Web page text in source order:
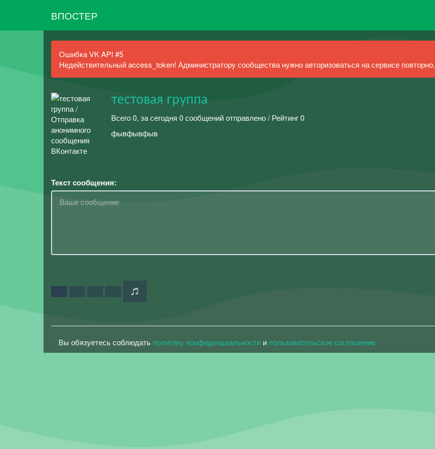
ВПОСТЕР
Ошибка VK API #5
Недействительный access_token! Администратору сообщества нужно авторизоваться на сервисе повторно.
тестовая группа
Всего 0, за сегодня 0 сообщений отправлено / Рейтинг 0
фывфывфыв
Текст сообщения:
Вы обязуетесь соблюдать политику конфиденциальности и пользовательское соглашение